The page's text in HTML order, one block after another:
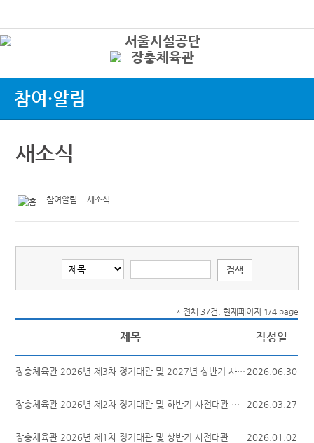
참여·알림
새소식
참여알림 새소식
* 전체 37건, 현재페이지 1/4 page
제목 작성일
장충체육관 2026년 제3차 정기대관 및 2027년 상반기 사전대관 신청 접수 공고 2026.06.30
장충체육관 2026년 제2차 정기대관 및 하반기 사전대관 신청 접수 공고 2026.03.27
장충체육관 2026년 제1차 정기대관 및 상반기 사전대관 신청 접수 공고 2026.01.02